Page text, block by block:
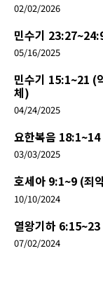
02/02/2026
민수기
05/16/2025
민수기 15:1~21 (
체)
04/24/2025
요한복음
03/03/2025
호세아 9:1~9 (죄
10/10/2024
열왕기하
07/02/2024